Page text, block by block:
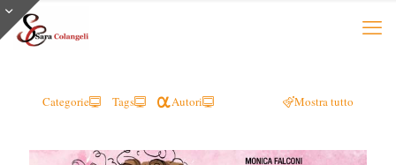
Categorie Tags Autori Mostra tutto